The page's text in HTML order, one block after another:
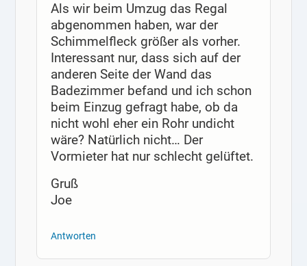
Als wir beim Umzug das Regal
abgenommen haben, war der
Schimmelfleck größer als vorher.
Interessant nur, dass sich auf der
anderen Seite der Wand das
Badezimmer befand und ich schon
beim Einzug gefragt habe, ob da
nicht wohl eher ein Rohr undicht
wäre? Natürlich nicht… Der
Vormieter hat nur schlecht gelüftet.
Gruß
Joe
Antworten